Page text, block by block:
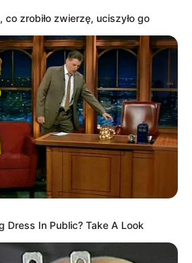
Google+
serial Loki
Loki sezon 2
Hiddleston
co zrobiło zwierzę, uciszyło go
Dress In Public? Take A Look